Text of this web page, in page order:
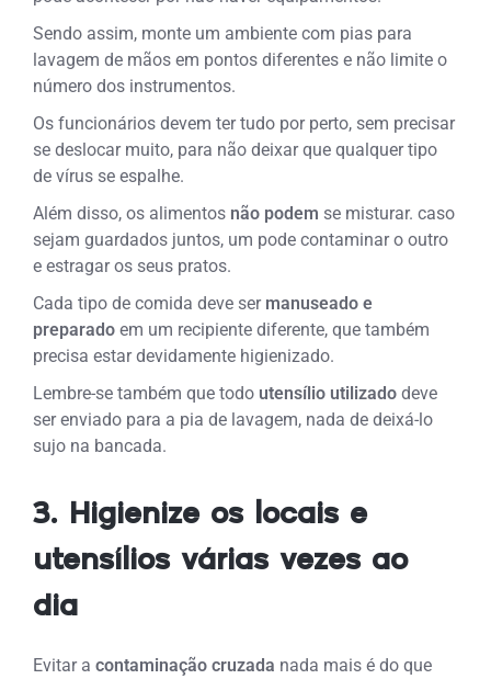
Sendo assim, monte um ambiente com pias para
lavagem de mãos em pontos diferentes e não limite o
número dos instrumentos.
Os funcionários devem ter tudo por perto, sem precisar
se deslocar muito, para não deixar que qualquer tipo
de vírus se espalhe.
Além disso, os alimentos não podem se misturar. caso
sejam guardados juntos, um pode contaminar o outro
e estragar os seus pratos.
Cada tipo de comida deve sermanuseado e
preparado em um recipiente diferente, que também
precisa estar devidamente higienizado.
Lembre-se também que todo utensílio utilizado deve
ser enviado para a pia de lavagem, nada de deixá-lo
sujo na bancada.
3. Higienize os locais e
utensílios várias vezes ao
dia
Evitar a contaminação cruzada nada mais é do que